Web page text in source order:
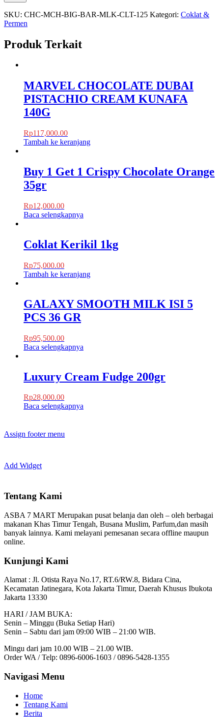
SKU: CHC-MCH-BIG-BAR-MLK-CLT-125 Kategori: Coklat &
Permen
Produk Terkait
MARVEL CHOCOLATE DUBAI
PISTACHIO CREAM KUNAFA
140G
Rp117,000.00
Tambah ke keranjang
Buy 1 Get 1 Crispy Chocolate Orange
35gr
Rp12,000.00
Baca selengkapnya
Coklat Kerikil 1kg
Rp75,000.00
Tambah ke keranjang
GALAXY SMOOTH MILK ISI 5
PCS 36 GR
Rp95,500.00
Baca selengkapnya
Luxury Cream Fudge 200gr
Rp28,000.00
Baca selengkapnya
Assign footer menu
Add Widget
Tentang Kami
ASBA 7 MART Merupakan pusat belanja dan oleh – oleh berbagai
makanan Khas Timur Tengah, Busana Muslim, Parfum,dan masih
banyak lainnya. Kami melayani pemesanan secara offline maupun
online.
Kunjungi Kami
Alamat : Jl. Otista Raya No.17, RT.6/RW.8, Bidara Cina,
Kecamatan Jatinegara, Kota Jakarta Timur, Daerah Khusus Ibukota
Jakarta 13330
HARI / JAM BUKA:
Senin – Minggu (Buka Setiap Hari)
Senin – Sabtu dari jam 09:00 WIB – 21:00 WIB.
Mingu dari jam 10.00 WIB – 21.00 WIB.
Order WA / Telp: 0896-6006-1603 / 0896-5428-1355
Navigasi Menu
Home
Tentang Kami
Berita